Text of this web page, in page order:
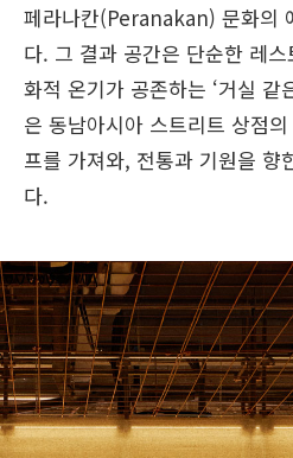
페라나칸(Peranakan) 문화의
다. 그 결과 공간은 단순한 레
화적 온기가 공존하는 ‘거실 같
은 동남아시아 스트리트 상점
프를 가져와, 전통과 기원을 향
다.